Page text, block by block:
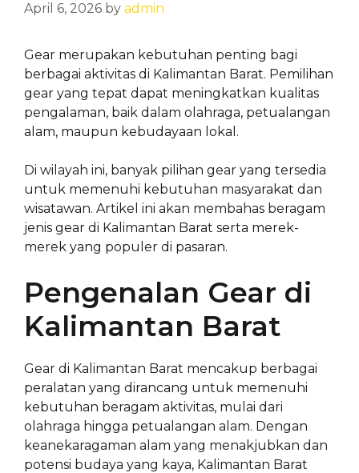
April 6, 2026 by admin
Gear merupakan kebutuhan penting bagi
berbagai aktivitas di Kalimantan Barat. Pemilihan
gear yang tepat dapat meningkatkan kualitas
pengalaman, baik dalam olahraga, petualangan
alam, maupun kebudayaan lokal.
Di wilayah ini, banyak pilihan gear yang tersedia
untuk memenuhi kebutuhan masyarakat dan
wisatawan. Artikel ini akan membahas beragam
jenis gear di Kalimantan Barat serta merek-
merek yang populer di pasaran.
Pengenalan Gear di
Kalimantan Barat
Gear di Kalimantan Barat mencakup berbagai
peralatan yang dirancang untuk memenuhi
kebutuhan beragam aktivitas, mulai dari
olahraga hingga petualangan alam. Dengan
keanekaragaman alam yang menakjubkan dan
potensi budaya yang kaya, Kalimantan Barat